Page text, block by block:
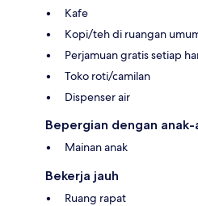
Kafe
Kopi/teh di ruangan
Perjamuan gratis setiap
Toko roti/camilan
Dispenser air
Bepergian dengan anak-
Mainan anak
Bekerja jauh
Ruang rapat